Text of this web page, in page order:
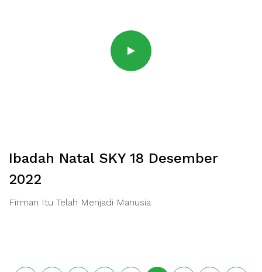
Ibadah Natal SKY 18 Desember
2022
Firman Itu Telah Menjadi Manusia